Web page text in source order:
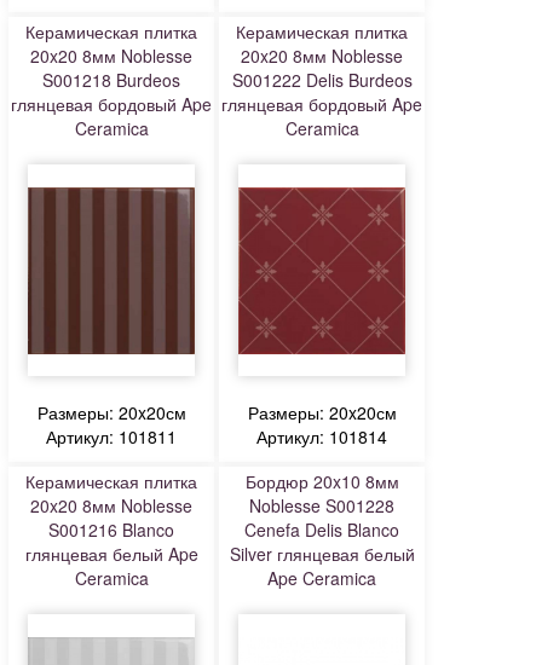
Керамическая плитка
20x20 8мм Noblesse
S001218 Burdeos
глянцевая бордовый Ape
Ceramica
Размеры: 20x20см
Артикул: 101811
Керамическая плитка
20x20 8мм Noblesse
S001222 Delis Burdeos
глянцевая бордовый Ape
Ceramica
Размеры: 20x20см
Артикул: 101814
Керамическая плитка
20x20 8мм Noblesse
S001216 Blanco
глянцевая белый Ape
Ceramica
Бордюр 20x10 8мм
Noblesse S001228
Cenefa Delis Blanco
Silver глянцевая белый
Ape Ceramica